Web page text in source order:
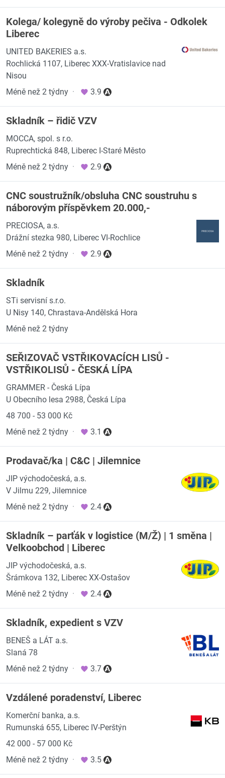
Kolega/ kolegyně do výroby pečiva - Odkolek
Liberec
UNITED BAKERIES a.s.
Rochlická 1107, Liberec XXX-Vratislavice nad
Nisou
Méně než 2 týdny · 3.9
Skladník – řidič VZV
MOCCA, spol. s r.o.
Ruprechtická 848, Liberec I-Staré Město
Méně než 2 týdny · 2.9
CNC soustružník/obsluha CNC soustruhu s
náborovým příspěvkem 20.000,-
PRECIOSA, a.s.
Drážní stezka 980, Liberec VI-Rochlice
Méně než 2 týdny · 2.9
Skladník
STi servisní s.r.o.
U Nisy 140, Chrastava-Andělská Hora
Méně než 2 týdny
SEŘIZOVAČ VSTŘIKOVACÍCH LISŮ -
VSTŘIKOLISŮ - ČESKÁ LÍPA
GRAMMER - Česká Lípa
U Obecního lesa 2988, Česká Lípa
48 700 - 53 000 Kč
Méně než 2 týdny · 3.1
Prodavač/ka | C&C | Jilemnice
JIP východočeská, a.s.
V Jilmu 229, Jilemnice
Méně než 2 týdny · 2.4
Skladník – parťák v logistice (M/Ž) | 1 směna |
Velkoobchod | Liberec
JIP východočeská, a.s.
Šrámkova 132, Liberec XX-Ostašov
Méně než 2 týdny · 2.4
Skladník, expedient s VZV
BENEŠ a LÁT a.s.
Slaná 78
Méně než 2 týdny · 3.7
Vzdálené poradenství, Liberec
Komerční banka, a.s.
Rumunská 655, Liberec IV-Perštýn
42 000 - 57 000 Kč
Méně než 2 týdny · 3.5